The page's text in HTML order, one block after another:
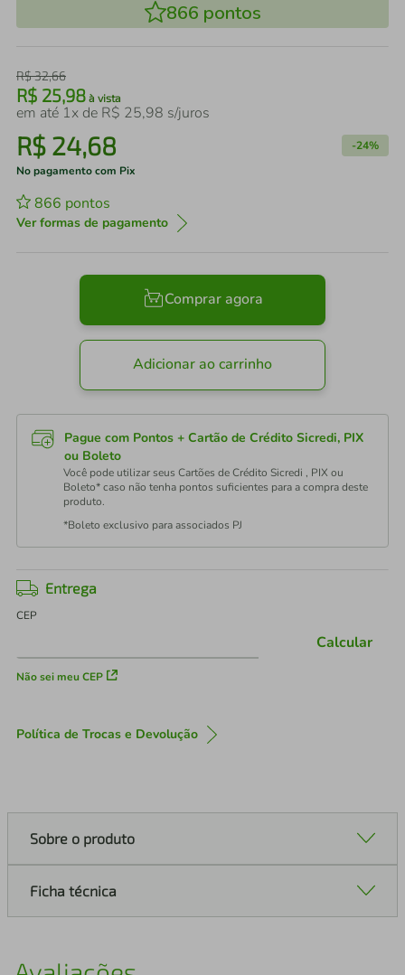
866 pontos
R$32,66
R$ 25,98 à vista
em até 1x de R$ 25,98 s/juros
R$ 24,68 -24%
No pagamento com Pix
866 pontos
Ver formas de pagamento
Comprar agora
Adicionar ao carrinho
Pague com Pontos + Cartão de Crédito Sicredi, PIX
ou Boleto
Você pode utilizar seus Cartões de Crédito Sicredi , PIX ou
Boleto* caso não tenha pontos suficientes para a compra deste
produto.
*Boleto exclusivo para associados PJ
Entrega
CEP
Não sei meu CEP
Calcular
Política de Trocas e Devolução
Sobre o produto
Ficha técnica